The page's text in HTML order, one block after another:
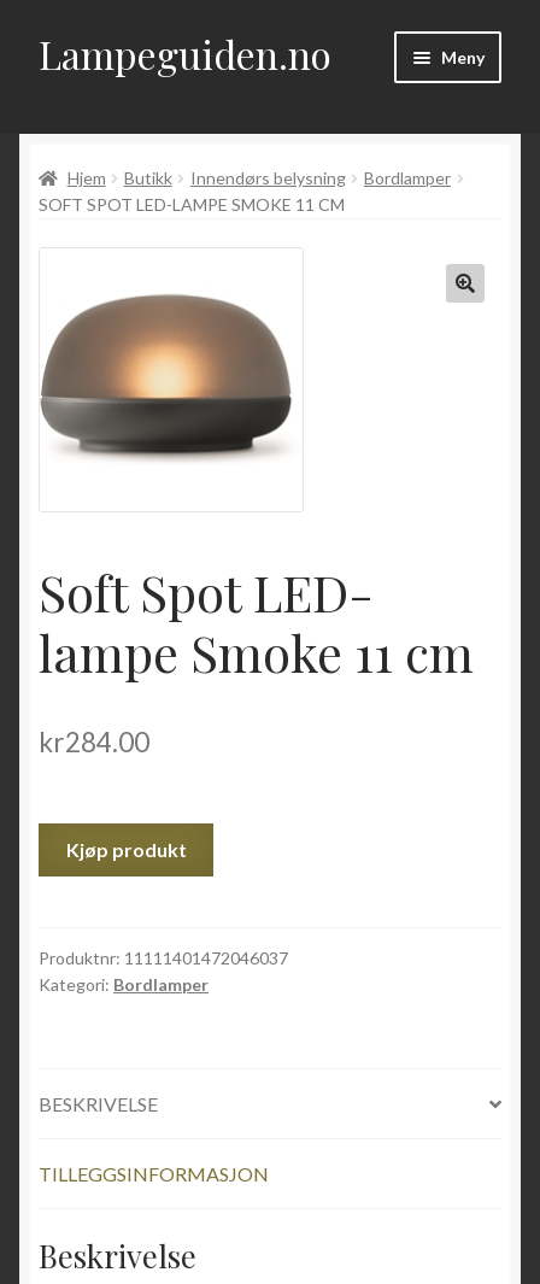
Hopp
til
Hopp
til
Lampeguiden.no Meny
Om
Artikler
ut
Kontakt
Butikk
Hjem Butikk Innendørs belysning
Bordlamper
SOFT SPOT LED-LAMPE SMOKE 11 CM
Soft Spot LED-
lampe Smoke 11 cm
kr284.00
Kjøp produkt
Produktnr: 11111401472046037
Kategori: Bordlamper
BESKRIVELSE
TILLEGGSINFORMASJON
Beskrivelse